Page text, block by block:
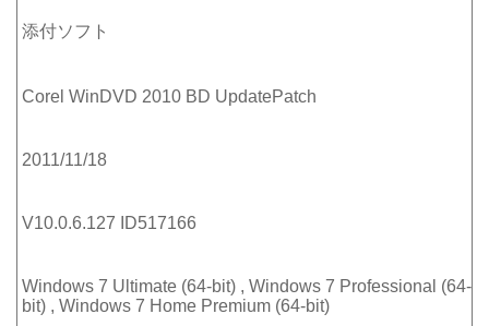
添付ソフト
Corel WinDVD 2010 BD UpdatePatch
2011/11/18
V10.0.6.127 ID517166
Windows 7 Ultimate (64-bit) , Windows 7 Professional (64-
bit) , Windows 7 Home Premium (64-bit)